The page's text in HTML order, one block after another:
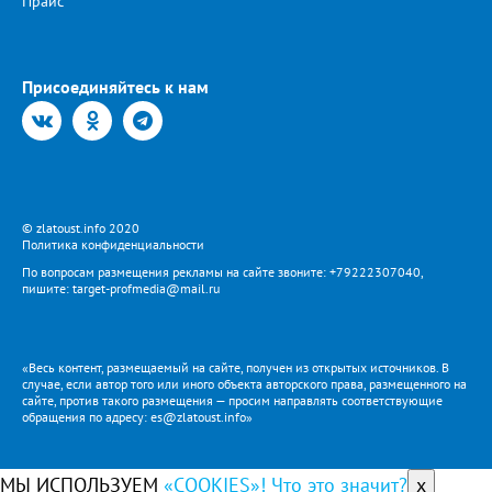
Присоединяйтесь к нам
© zlatoust.info 2020
Политика конфиденциальности
По вопросам размещения рекламы на сайте звоните: +79222307040,
пишите: target-profmedia@mail.ru
«Весь контент, размещаемый на сайте, получен из открытых источников. В
случае, если автор того или иного объекта авторского права, размещенного на
сайте, против такого размещения — просим направлять соответствующие
обращения по адресу: es@zlatoust.info»
МЫ ИСПОЛЬЗУЕМ «COOKIES»! Что это значит? x